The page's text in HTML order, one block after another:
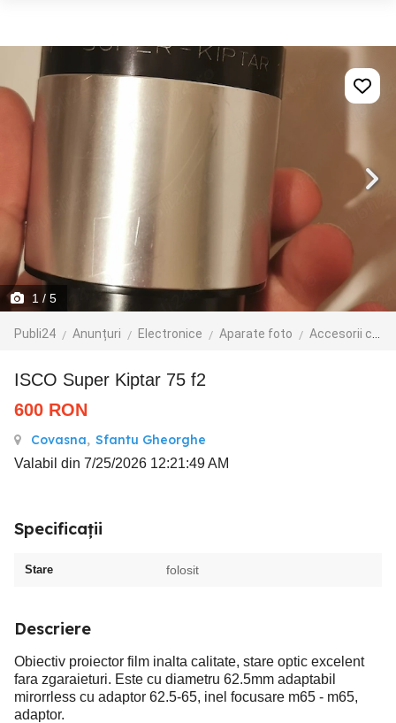
1 / 5
Publi24 Anunțuri Electronice Aparate foto Accesorii camere foto
ISCO Super Kiptar 75 f2
600 RON
Covasna, Sfantu Gheorghe
Valabil din 7/25/2026 12:21:49 AM
Specificații
Stare folosit
Descriere
Obiectiv proiector film inalta calitate, stare optic excelent
fara zgaraieturi. Este cu diametru 62.5mm adaptabil
mirorrless cu adaptor 62.5-65, inel focusare m65 - m65,
adaptor.